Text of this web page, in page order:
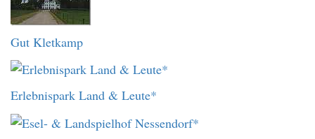
Gut Kletkamp
Erlebnispark Land & Leute*